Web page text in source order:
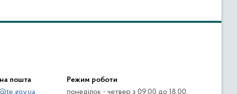
пошта
Режим роботи
понеділок - четвер з 09:00 до 18:00,